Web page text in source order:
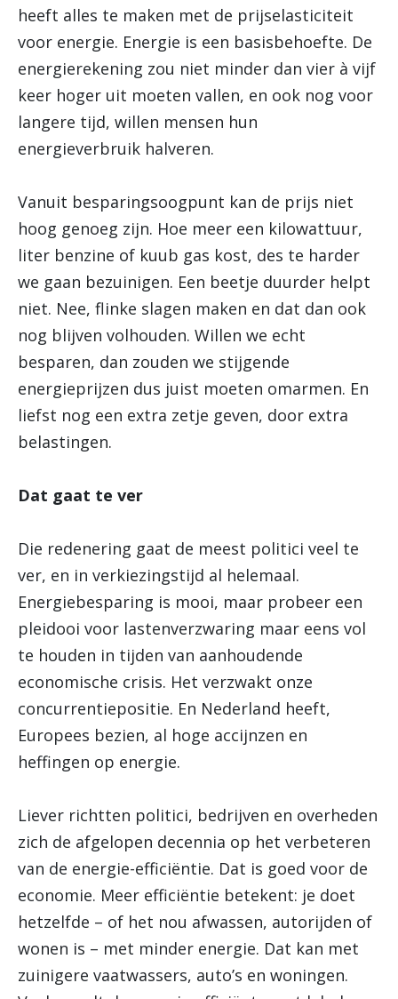
heeft alles te maken met de prijselasticiteit
voor energie. Energie is een basisbehoefte. De
energierekening zou niet minder dan vier à vijf
keer hoger uit moeten vallen, en ook nog voor
langere tijd, willen mensen hun
energieverbruik halveren.
Vanuit besparingsoogpunt kan de prijs niet
hoog genoeg zijn. Hoe meer een kilowattuur,
liter benzine of kuub gas kost, des te harder
we gaan bezuinigen. Een beetje duurder helpt
niet. Nee, flinke slagen maken en dat dan ook
nog blijven volhouden. Willen we echt
besparen, dan zouden we stijgende
energieprijzen dus juist moeten omarmen. En
liefst nog een extra zetje geven, door extra
belastingen.
Dat gaat te ver
Die redenering gaat de meest politici veel te
ver, en in verkiezingstijd al helemaal.
Energiebesparing is mooi, maar probeer een
pleidooi voor lastenverzwaring maar eens vol
te houden in tijden van aanhoudende
economische crisis. Het verzwakt onze
concurrentiepositie. En Nederland heeft,
Europees bezien, al hoge accijnzen en
heffingen op energie.
Liever richtten politici, bedrijven en overheden
zich de afgelopen decennia op het verbeteren
van de energie-efficiëntie. Dat is goed voor de
economie. Meer efficiëntie betekent: je doet
hetzelfde – of het nou afwassen, autorijden of
wonen is – met minder energie. Dat kan met
zuinigere vaatwassers, auto’s en woningen.